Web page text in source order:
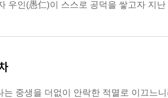
우인(愚仁)이 스스로 공덕을 쌓고자 지
는 중생을 더없이 안락한 적멸로 이끄느